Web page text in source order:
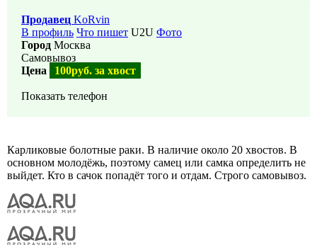
Продавец KoRvin
В профиль Что пишет U2U Фото
Город Москва
Самовывоз
Цена
100руб. за хвост
Показать телефон
Карликовые болотные раки. В наличие около 20 хвостов. В
основном молодёжь, поэтому самец или самка определить не
выйдет. Кто в сачок попадёт того и отдам. Строго самовывоз.